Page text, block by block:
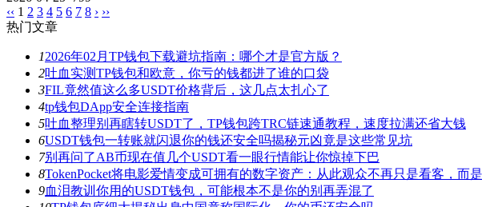
‹‹ 1 2 3 4 5 6 7 8 › ››
热门文章
12026年02月TP钱包下载避坑指南：哪个才是官方版？
2吐血实测TP钱包和欧意，你亏的钱都进了谁的口袋
3FIL竟然值这么多USDT价格背后，这几点太扎心了
4tp钱包DApp安全连接指南
5吐血整理别再瞎转USDT了，TP钱包跨TRC链速通教程，速度拉满还省大钱
6USDT钱包一转账就闪退你的钱还安全吗揭秘元凶竟是这些常见坑
7别再问了AB币现在值几个USDT看一眼行情能让你惊掉下巴
8TokenPocket将电影爱情变成可拥有的数字资产：从此观众不再只是看客，而
9血泪教训你用的USDT钱包，可能根本不是你的别再弄混了